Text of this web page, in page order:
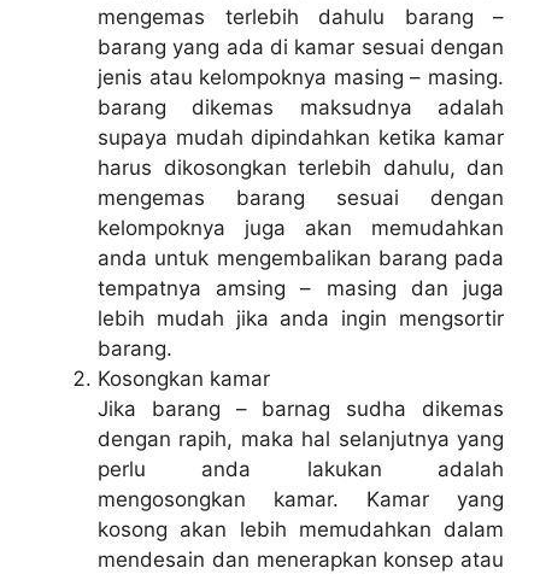
mengemas terlebih dahulu barang –
barang yang ada di kamar sesuai dengan
jenis atau kelompoknya masing – masing.
barang dikemas maksudnya adalah
supaya mudah dipindahkan ketika kamar
harus dikosongkan terlebih dahulu, dan
mengemas barang sesuai dengan
kelompoknya juga akan memudahkan
anda untuk mengembalikan barang pada
tempatnya amsing – masing dan juga
lebih mudah jika anda ingin mengsortir
barang.
Kosongkan kamar
Jika barang – barnag sudha dikemas
dengan rapih, maka hal selanjutnya yang
perlu anda lakukan adalah
mengosongkan kamar. Kamar yang
kosong akan lebih memudahkan dalam
mendesain dan menerapkan konsep atau